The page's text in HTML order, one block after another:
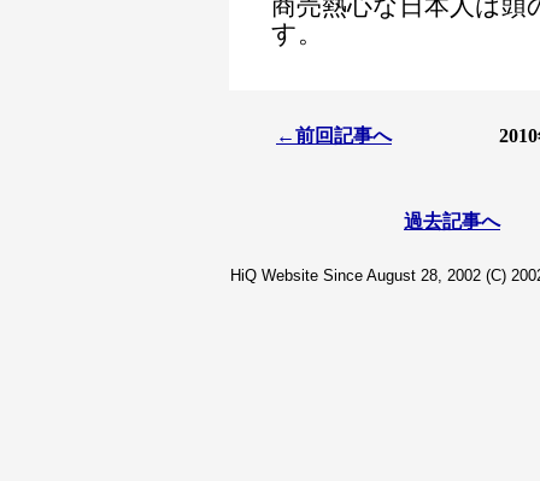
商売熱心な日本人は
す。
←前回記事へ
過去記事へ
HiQ Website Since August 28, 2002 (C)